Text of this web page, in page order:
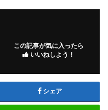
この記事が気に入ったら
いいねしよう！
シェア